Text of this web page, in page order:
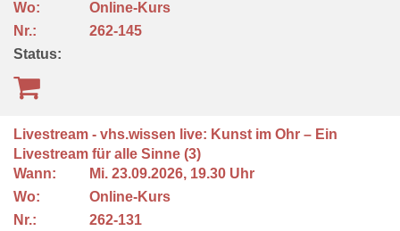
Wo:
Online-Kurs
Nr.:
262-145
Status:
Livestream - vhs.wissen live: Kunst im Ohr – Ein
Livestream für alle Sinne (3)
Wann:
Mi. 23.09.2026, 19.30 Uhr
Wo:
Online-Kurs
Nr.:
262-131